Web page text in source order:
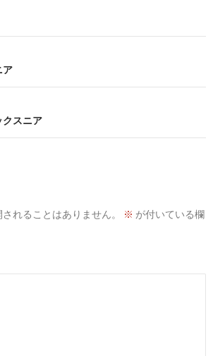
ア
クスニア
れることはありません。 ※ が付いている欄